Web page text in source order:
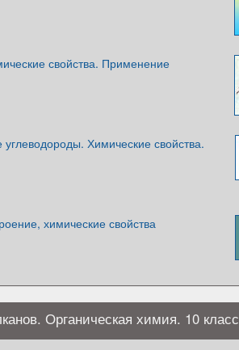
свойства. Применение
Химические свойства.
химические свойства
Органическая химия. 10 класс